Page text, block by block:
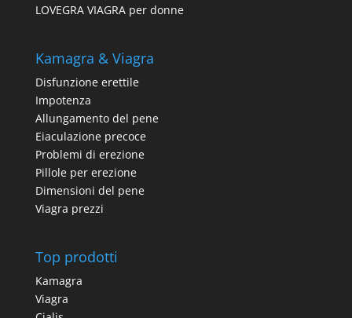
LOVEGRA VIAGRA per donne
Kamagra & Viagra
Disfunzione erettile
Impotenza
Allungamento del pene
Eiaculazione precoce
Problemi di erezione
Pillole per erezione
Dimensioni del pene
Viagra prezzi
Top prodotti
Kamagra
Viagra